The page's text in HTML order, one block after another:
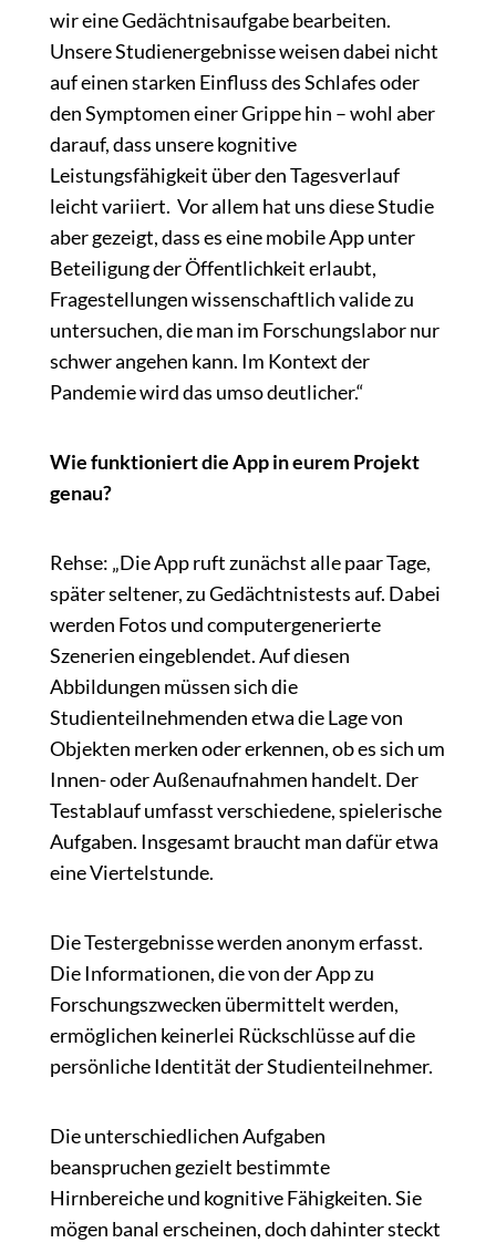
wir eine Gedächtnisaufgabe bearbeiten.
Unsere Studienergebnisse weisen dabei nicht
auf einen starken Einfluss des Schlafes oder
den Symptomen einer Grippe hin – wohl aber
darauf, dass unsere kognitive
Leistungsfähigkeit über den Tagesverlauf
leicht variiert. Vor allem hat uns diese Studie
aber gezeigt, dass es eine mobile App unter
Beteiligung der Öffentlichkeit erlaubt,
Fragestellungen wissenschaftlich valide zu
untersuchen, die man im Forschungslabor nur
schwer angehen kann. Im Kontext der
Pandemie wird das umso deutlicher.“
Wie funktioniert die App in eurem Projekt
genau?
Rehse: „Die App ruft zunächst alle paar Tage,
später seltener, zu Gedächtnistests auf. Dabei
werden Fotos und computergenerierte
Szenerien eingeblendet. Auf diesen
Abbildungen müssen sich die
Studienteilnehmenden etwa die Lage von
Objekten merken oder erkennen, ob es sich um
Innen- oder Außenaufnahmen handelt. Der
Testablauf umfasst verschiedene, spielerische
Aufgaben. Insgesamt braucht man dafür etwa
eine Viertelstunde.
Die Testergebnisse werden anonym erfasst.
Die Informationen, die von der App zu
Forschungszwecken übermittelt werden,
ermöglichen keinerlei Rückschlüsse auf die
persönliche Identität der Studienteilnehmer.
Die unterschiedlichen Aufgaben
beanspruchen gezielt bestimmte
Hirnbereiche und kognitive Fähigkeiten. Sie
mögen banal erscheinen, doch dahinter steckt